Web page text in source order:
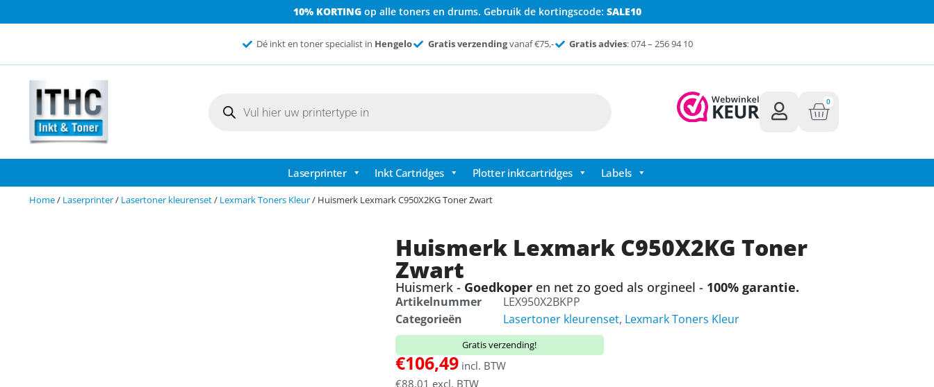
10% KORTINGop alle toners en drums. Gebruik de kortingscode: SALE10
Dé inkt en toner specialist in Hengelo Gratis verzendingvanaf €75,- Gratis advies: 074 – 256 94 10
0
Laserprinter Inkt Cartridges Plotter inktcartridges Labels
Home/ Laserprinter/ Lasertoner kleurenset/ Lexmark Toners Kleur/ Huismerk Lexmark C950X2KG Toner Zwart
Huismerk Lexmark C950X2KG Toner
Zwart
Huismerk - Goedkoperen net zo goed als orgineel - 100% garantie.
Artikelnummer
LEX950X2BKPP
Categorieën
Lasertoner kleurenset, Lexmark Toners Kleur
Gratis verzending!
€106,49incl. BTW
€88,01 excl. BTW